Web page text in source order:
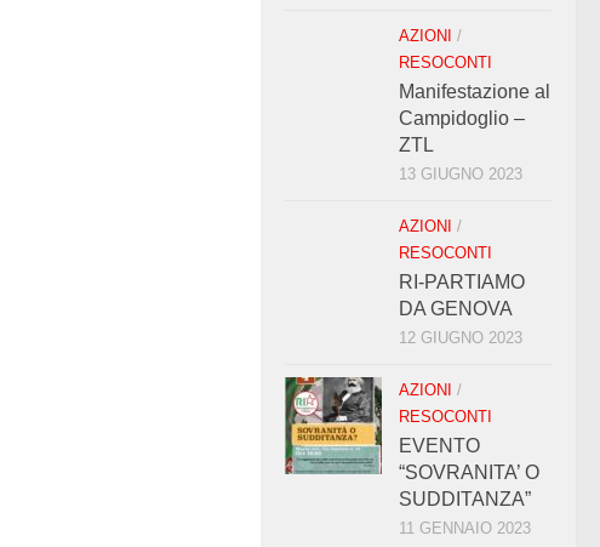
AZIONI /
RESOCONTI
Manifestazione al
Campidoglio –
ZTL
13 GIUGNO 2023
AZIONI /
RESOCONTI
RI-PARTIAMO
DA GENOVA
12 GIUGNO 2023
AZIONI /
RESOCONTI
EVENTO
“SOVRANITA’ O
SUDDITANZA”
11 GENNAIO 2023